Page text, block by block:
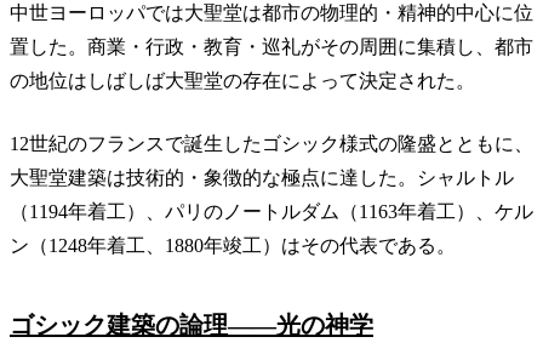
中世ヨーロッパでは大聖堂は都市の物理的・精神的中心に位
置した。商業・行政・教育・巡礼がその周囲に集積し、都市
の地位はしばしば大聖堂の存在によって決定された。
12世紀のフランスで誕生したゴシック様式の隆盛とともに、
大聖堂建築は技術的・象徴的な極点に達した。シャルトル
（1194年着工）、パリのノートルダム（1163年着工）、ケル
ン（1248年着工、1880年竣工）はその代表である。
ゴシック建築の論理——光の神学